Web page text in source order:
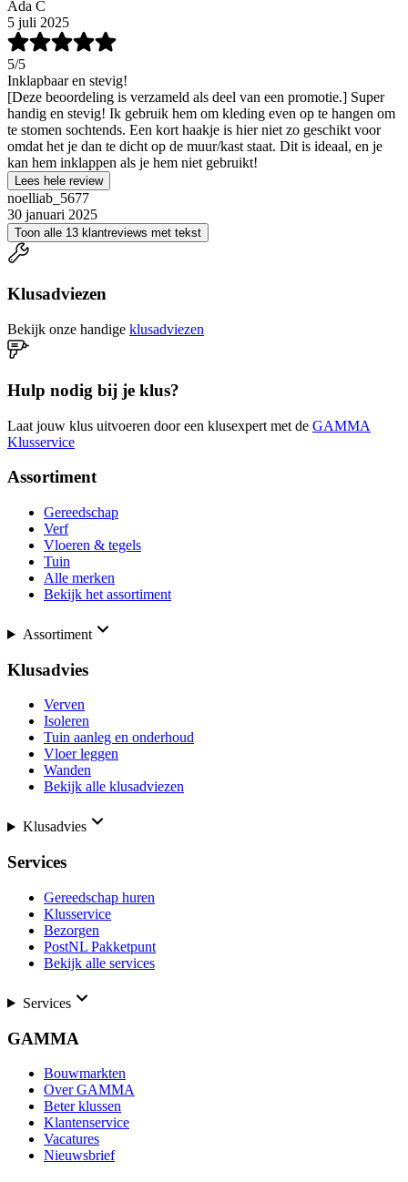
Ada C
5 juli 2025
5/5
Inklapbaar en stevig!
[Deze beoordeling is verzameld als deel van een promotie.] Super
handig en stevig! Ik gebruik hem om kleding even op te hangen om
te stomen sochtends. Een kort haakje is hier niet zo geschikt voor
omdat het je dan te dicht op de muur/kast staat. Dit is ideaal, en je
kan hem inklappen als je hem niet gebruikt!
Lees hele review
noelliab_5677
30 januari 2025
Toon alle 13 klantreviews met tekst
Klusadviezen
Bekijk onze handige klusadviezen
Hulp nodig bij je klus?
Laat jouw klus uitvoeren door een klusexpert met de GAMMA
Klusservice
Assortiment
Gereedschap
Verf
Vloeren & tegels
Tuin
Alle merken
Bekijk het assortiment
Assortiment
Klusadvies
Verven
Isoleren
Tuin aanleg en onderhoud
Vloer leggen
Wanden
Bekijk alle klusadviezen
Klusadvies
Services
Gereedschap huren
Klusservice
Bezorgen
PostNL Pakketpunt
Bekijk alle services
Services
GAMMA
Bouwmarkten
Over GAMMA
Beter klussen
Klantenservice
Vacatures
Nieuwsbrief